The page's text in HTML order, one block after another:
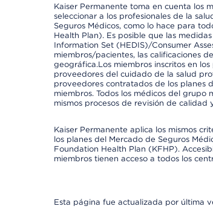
Kaiser Permanente toma en cuenta los
seleccionar a los profesionales de la
Seguros Médicos, como lo hace para
Health Plan). Es posible que las
Information Set (HEDIS)/Consumer
miembros/pacientes, las calificaciones
geográfica.Los miembros inscritos en
proveedores del cuidado de la salud
proveedores contratados de los planes
miembros. Todos los médicos del
mismos procesos de revisión de calidad
Kaiser Permanente aplica los mismos
los planes del Mercado de Seguros
Foundation Health Plan (KFHP).
miembros tienen acceso a todos los
Esta página fue actualizada por última